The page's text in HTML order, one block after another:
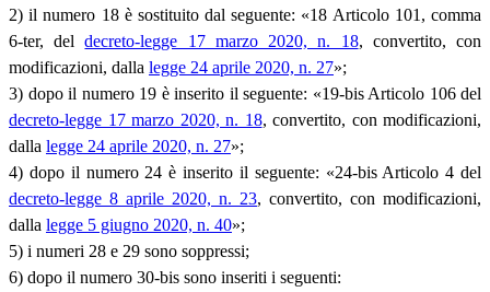
2) il numero 18 è sostituito dal seguente: «18 Articolo 101, comma
6-ter, deldecreto-legge 17 marzo 2020, n. 18, convertito, con
modificazioni, dalla legge 24 aprile 2020, n. 27»;
3) dopo il numero 19 è inserito il seguente: «19-bis Articolo 106 del
decreto-legge 17 marzo 2020, n. 18, convertito, con modificazioni,
dalla legge 24 aprile 2020, n. 27»;
4) dopo il numero 24 è inserito il seguente: «24-bis Articolo 4 del
decreto-legge 8 aprile 2020, n. 23, convertito, con modificazioni,
dalla legge 5 giugno 2020, n. 40»;
5) i numeri 28 e 29 sono soppressi;
6) dopo il numero 30-bis sono inseriti i seguenti: